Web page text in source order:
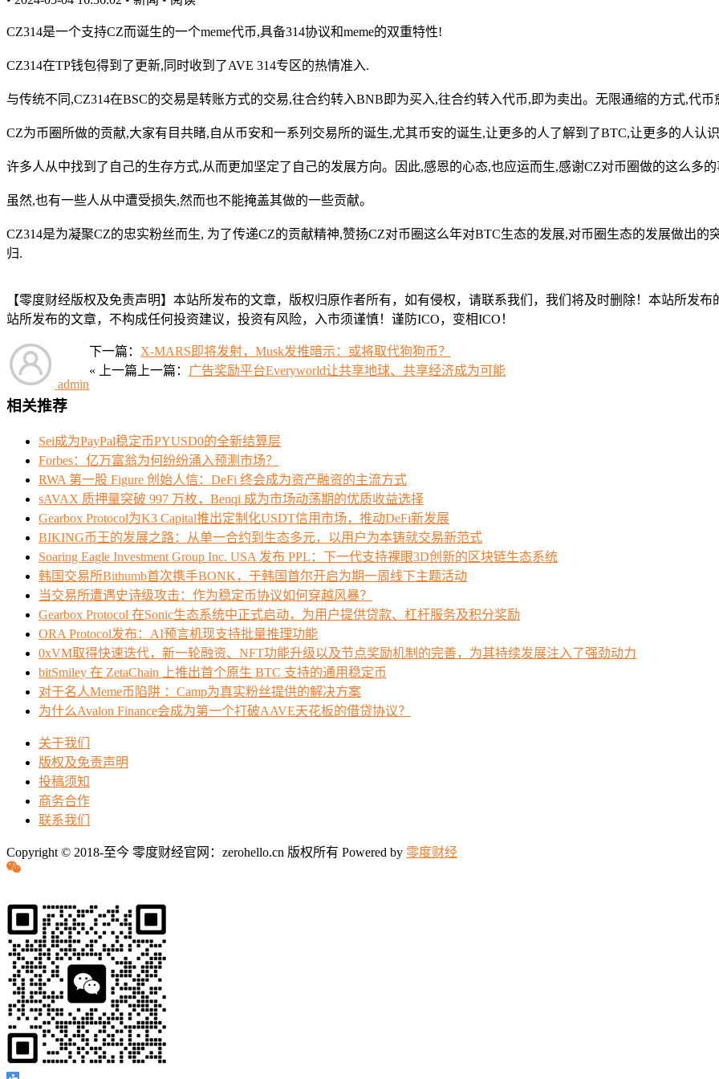
CZ314是一个支持CZ而诞生的一个meme代币,具备314协议和meme的双重特性!
CZ314在TP钱包得到了更新,同时收到了AVE 314专区的热情准入.
与传统不同,CZ314在BSC的交易是转账方式的交易,往合约转入BNB即为买入,往合约转入代币,即为卖出。无限通缩的方式,代币
CZ为币圈所做的贡献,大家有目共睹,自从币安和一系列交易所的诞生,尤其币安的诞生,让更多的人了解到了BTC,让更多的人认
许多人从中找到了自己的生存方式,从而更加坚定了自己的发展方向。因此,感恩的心态,也应运而生,感谢CZ对币圈做的这么多的
虽然,也有一些人从中遭受损失,然而也不能掩盖其做的一些贡献。
CZ314是为凝聚CZ的忠实粉丝而生, 为了传递CZ的贡献精神,赞扬CZ对币圈这么年对BTC生态的发展,对币圈生态的发展做出
归.
【零度财经版权及免责声明】本站所发布的文章，版权归原作者所有，如有侵权，请联系我们，我们将及时删除！本站所发
站所发布的文章，不构成任何投资建议，投资有风险，入市须谨慎！谨防ICO，变相ICO！
admin
下一篇： X-MARS即将发射，Musk发推暗示：或将取代狗狗币？
« 上一篇 上一篇： 广告奖励平台Everyworld让共享地球、共享经济成为可能
相关推荐
Sei成为PayPal稳定币PYUSD0的全新结算层
Forbes：亿万富翁为何纷纷涌入预测市场？
RWA 第一股 Figure 创始人信：DeFi 终会成为资产融资的主流方式
sAVAX 质押量突破 997 万枚，Benqi 成为市场动荡期的优质收益选择
Gearbox Protocol为K3 Capital推出定制化USDT信用市场，推动DeFi新发展
BIKING币王的发展之路：从单一合约到生态多元，以用户为本铸就交易新范式
Soaring Eagle Investment Group Inc. USA 发布 PPL：下一代支持裸眼3D创新的区块链生态系统
韩国交易所Bithumb首次携手BONK，于韩国首尔开启为期一周线下主题活动
当交易所遭遇史诗级攻击：作为稳定币协议如何穿越风暴？
Gearbox Protocol 在Sonic生态系统中正式启动，为用户提供贷款、杠杆服务及积分奖励
ORA Protocol发布：AI预言机现支持批量推理功能
0xVM取得快速迭代，新一轮融资、NFT功能升级以及节点奖励机制的完善，为其持续发展注入了强劲动力
bitSmiley 在 ZetaChain 上推出首个原生 BTC 支持的通用稳定币
对于名人Meme币陷阱 ：Camp为真实粉丝提供的解决方案
为什么Avalon Finance会成为第一个打破AAVE天花板的借贷协议？
关于我们
版权及免责声明
投稿须知
商务合作
联系我们
Copyright © 2018-至今 零度财经官网：zerohello.cn 版权所有 Powered by 零度财经